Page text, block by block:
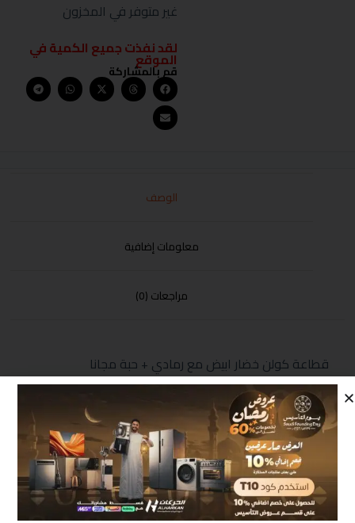
غير متوفر في المخزون
لقد نفذت جميع الكمية في
الموقع
قم بالمشاركة
الوصف
معلومات إضافية
مراجعات (0)
قطاعة كولن خضار ابيض مع رمادي + حبة مجانا
منتجات مشابهة